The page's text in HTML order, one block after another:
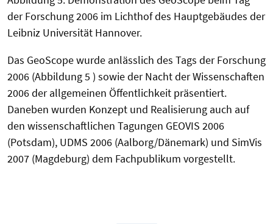
der Forschung 2006 im Lichthof des Hauptgebäudes der
Leibniz Universität Hannover.
Das GeoScope wurde anlässlich des Tags der Forschung
2006 (Abbildung 5 ) sowie der Nacht der Wissenschaften
2006 der allgemeinen Öffentlichkeit präsentiert.
Daneben wurden Konzept und Realisierung auch auf
den wissenschaftlichen Tagungen GEOVIS 2006
(Potsdam), UDMS 2006 (Aalborg/Dänemark) und SimVis
2007 (Magdeburg) dem Fachpublikum vorgestellt.